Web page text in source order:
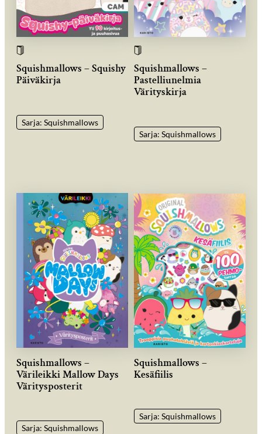
Squishmallows – Squishy
Päiväkirja
Sarja: Squishmallows
Squishmallows –
Pastelliunelmia
Värityskirja
Sarja: Squishmallows
Squishmallows –
Värileikki Mallow Days
Väritysposterit
Sarja: Squishmallows
Squishmallows –
Kesäfiilis
Sarja: Squishmallows